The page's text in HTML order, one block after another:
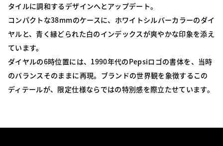
タイルに調和するデザインへとアップデート。
コンパクトな38mmのケースに、ホワイトシルバーカラーのダイ
ヤルと、青く縁どられた白のインデックスが爽やかな印象を添え
ています。
ダイヤルの6時位置には、1990年代のPepsiロゴの書体を、当時
のバランスそのままに再現。ブランドの世界観を象徴するこの
ディテールが、限定仕様ならではの特別感を際立たせています。